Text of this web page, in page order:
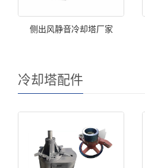
侧出风静音冷却塔厂家
冷却塔配件